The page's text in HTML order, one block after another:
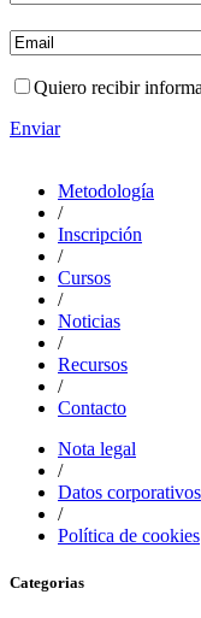
Quiero recibir
Enviar
Metodología
/
Inscripción
/
Cursos
/
Noticias
/
Recursos
/
Contacto
Nota legal
/
Datos corporativos
/
Política de cookies
Categorias